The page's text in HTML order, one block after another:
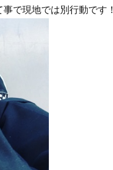
で現地では別行動です！